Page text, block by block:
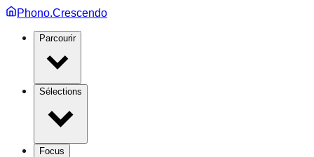
Phono.Crescendo
Parcourir
Sélections
Focus